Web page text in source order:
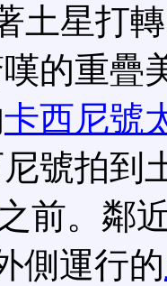
土星打
的重疊
卡西尼號
號拍到
之前。鄰
側運行的